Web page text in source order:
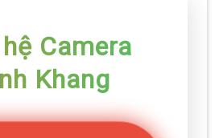
Camera
Khang